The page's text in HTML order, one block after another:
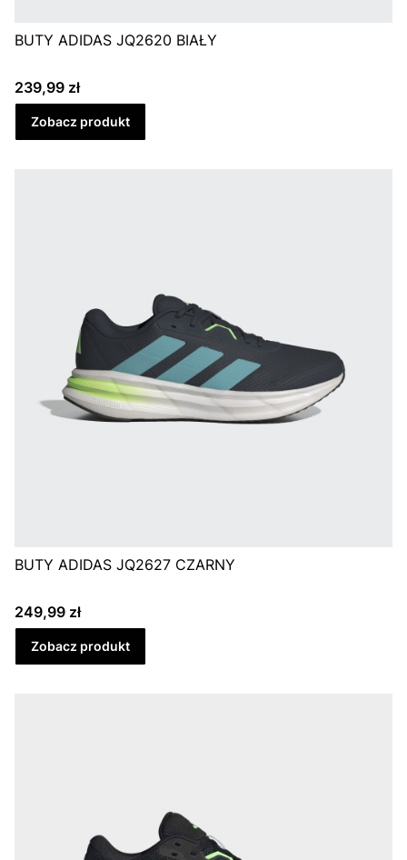
BUTY ADIDAS JQ2620 BIAŁY
Cena
239,99 zł
Zobacz produkt
BUTY ADIDAS JQ2627 CZARNY
Cena
249,99 zł
Zobacz produkt